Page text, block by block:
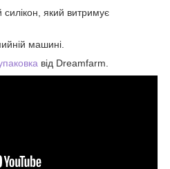
який витримує
машині.
від Dreamfarm.